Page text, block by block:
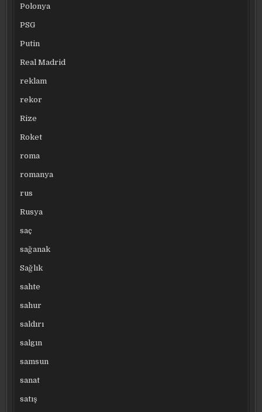
Polonya
PSG
Putin
Real Madrid
reklam
rekor
Rize
Roket
roma
romanya
rus
Rusya
saç
sağanak
Sağlık
sahte
sahur
saldırı
salgın
samsun
sanat
satış